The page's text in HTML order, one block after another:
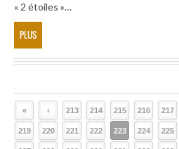
« 2 étoiles »…
PLUS
« ‹ 213 214 215 216 217
219 220 221 222 223 224 225